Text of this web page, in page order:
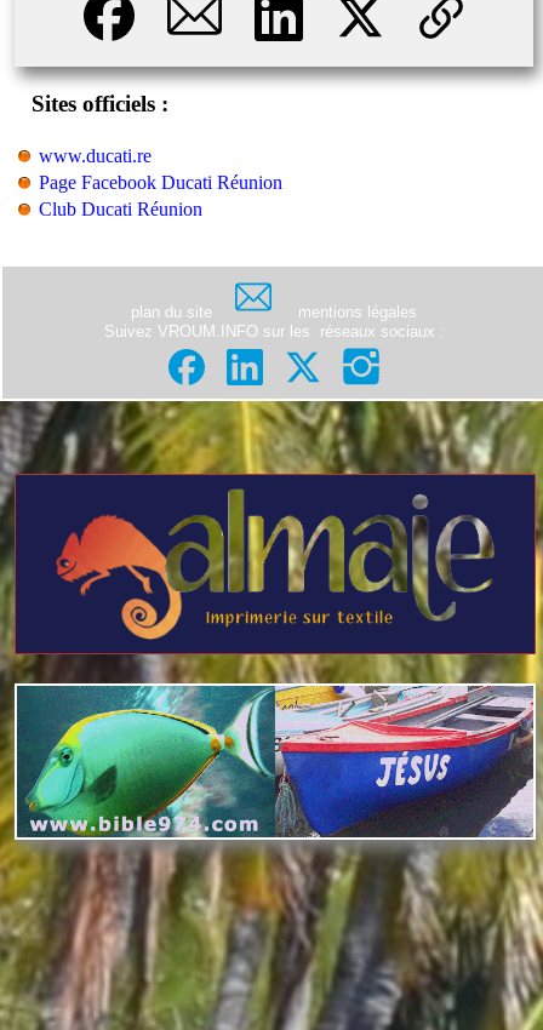
Sites officiels :
www.ducati.re
Page Facebook Ducati Réunion
Club Ducati Réunion
plan du site
mentions légales
Suivez VROUM.INFO sur les
réseaux sociaux :